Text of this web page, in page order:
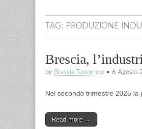
TAG: PRODUZIONE
Brescia,
by Brescia Tomorrow • 6 Agosto
Nel secondo trimestre 2025
Read more →